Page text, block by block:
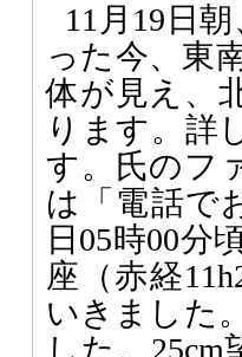
11月19日
った今、東
体が見え、
ります。詳
す。氏のフ
は「電話で
日05時00分
座（赤経
いきました
した。